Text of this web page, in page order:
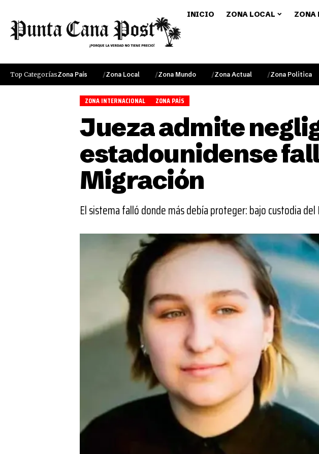
INICIO ZONA LOCAL ZONA
Top CategoríasZona País Zona Local Zona Mundo Zona Actual Zona Politica
ZONA INTERNACIONAL ZONA PAÍS
Jueza admite
estadounidense
Migración
El sistema falló donde más debía proteger: bajo custodia del